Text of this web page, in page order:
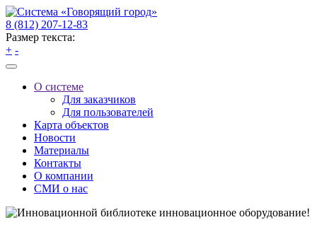
8 (812) 207-12-83
Размер текста:
+ -
О системе
Для заказчиков
Для пользователей
Карта объектов
Новости
Материалы
Контакты
О компании
СМИ о нас